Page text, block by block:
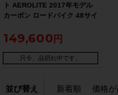
ト AEROLITE 2017年モデル
カーボン ロードバイク 48サイ
R8000 2x11速（サイクルパラ
ダイス大阪より配送）
149,600
只今、品切れ中です。
並び替え 新着順 価格